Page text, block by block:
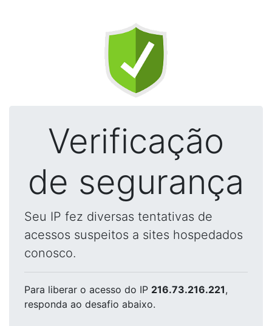
Verificação
de segurança
Seu IP fez diversas tentativas de
acessos suspeitos a sites hospedados
conosco.
Para liberar o acesso do IP 216.73.216.221,
responda ao desafio abaixo.